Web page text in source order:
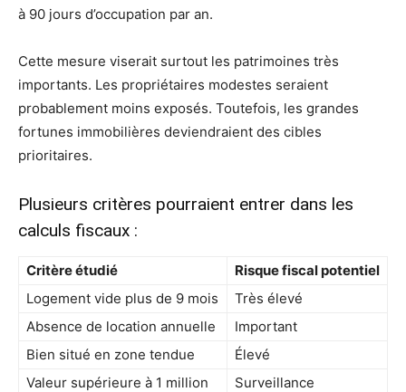
à 90 jours d’occupation par an.
Cette mesure viserait surtout les patrimoines très
importants. Les propriétaires modestes seraient
probablement moins exposés. Toutefois, les grandes
fortunes immobilières deviendraient des cibles
prioritaires.
Plusieurs critères pourraient entrer dans les
calculs fiscaux :
Critère étudié
Risque fiscal potentiel
Logement vide plus de 9 mois
Très élevé
Absence de location annuelle
Important
Bien situé en zone tendue
Élevé
Valeur supérieure à 1 million
Surveillance